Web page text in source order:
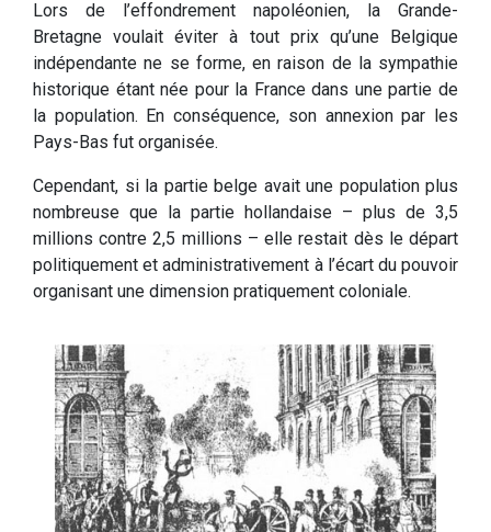
Lors de l’effondrement napoléonien, la Grande-
Bretagne voulait éviter à tout prix qu’une Belgique
indépendante ne se forme, en raison de la sympathie
historique étant née pour la France dans une partie de
la population. En conséquence, son annexion par les
Pays-Bas fut organisée.
Cependant, si la partie belge avait une population plus
nombreuse que la partie hollandaise – plus de 3,5
millions contre 2,5 millions – elle restait dès le départ
politiquement et administrativement à l’écart du pouvoir
organisant une dimension pratiquement coloniale.